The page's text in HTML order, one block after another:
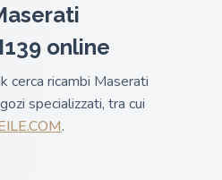
online
cerca ricambi Maserati
specializzati, tra cui
.